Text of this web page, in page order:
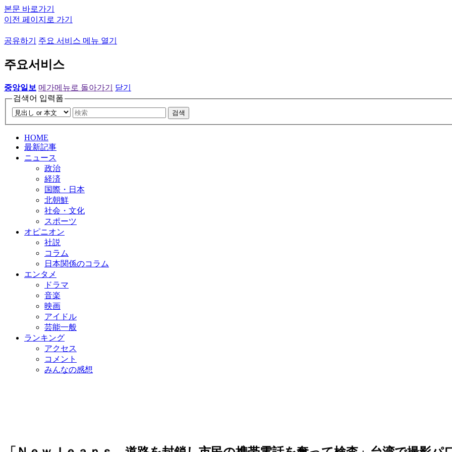
본문 바로가기
이전 페이지로 가기
공유하기 주요 서비스 메뉴 열기
주요서비스
중앙일보 메가메뉴로 돌아가기
닫기
검색어 입력폼
검색
HOME
最新記事
ニュース
政治
経済
国際・日本
北朝鮮
社会・文化
スポーツ
オピニオン
社説
コラム
日本関係のコラム
エンタメ
ドラマ
音楽
映画
アイドル
芸能一般
ランキング
アクセス
コメント
みんなの感想